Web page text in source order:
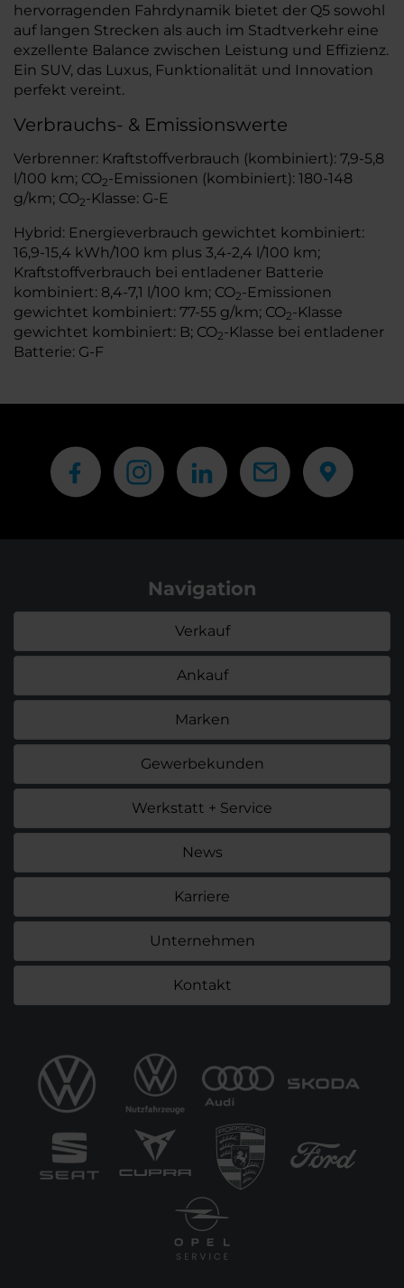
hervorragenden Fahrdynamik bietet der Q5 sowohl
auf langen Strecken als auch im Stadtverkehr eine
exzellente Balance zwischen Leistung und Effizienz.
Ein SUV, das Luxus, Funktionalität und Innovation
perfekt vereint.
Verbrauchs- & Emissionswerte
Verbrenner: Kraftstoffverbrauch (kombiniert): 7,9-5,8
l/100 km; CO2-Emissionen (kombiniert): 180-148
g/km; CO2-Klasse: G-E
Hybrid: Energieverbrauch gewichtet kombiniert:
16,9-15,4 kWh/100 km plus 3,4-2,4 l/100 km;
Kraftstoffverbrauch bei entladener Batterie
kombiniert: 8,4-7,1 l/100 km; CO2-Emissionen
gewichtet kombiniert: 77-55 g/km; CO2-Klasse
gewichtet kombiniert: B; CO2-Klasse bei entladener
Batterie: G-F
Navigation
Verkauf
Ankauf
Marken
Gewerbekunden
Werkstatt + Service
News
Karriere
Unternehmen
Kontakt